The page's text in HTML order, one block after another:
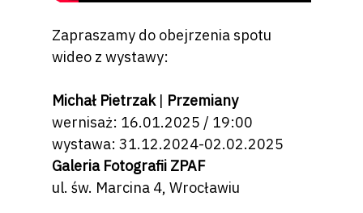
Zapraszamy do obejrzenia spotu
wideo z wystawy:
Michał Pietrzak| Przemiany
wernisaż: 16.01.2025 / 19:00
wystawa: 31.12.2024-02.02.2025
Galeria Fotografii ZPAF
ul. św. Marcina 4, Wrocławiu